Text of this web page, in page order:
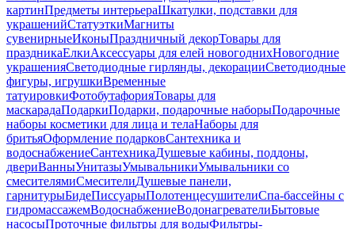
картинПредметы интерьераШкатулки, подставки для
украшенийСтатуэткиМагниты
сувенирныеИконыПраздничный декорТовары для
праздникаЕлкиАксессуары для елей новогоднихНовогодние
украшенияСветодиодные гирлянды, декорацииСветодиодные
фигуры, игрушкиВременные
татуировкиФотобутафорияТовары для
маскарадаПодаркиПодарки, подарочные наборыПодарочные
наборы косметики для лица и телаНаборы для
бритьяОформление подарковСантехника и
водоснабжениеСантехникаДушевые кабины, поддоны,
двериВанныУнитазыУмывальникиУмывальники со
смесителямиСмесителиДушевые панели,
гарнитурыБидеПиссуарыПолотенцесушителиСпа-бассейны с
гидромассажемВодоснабжениеВодонагревателиБытовые
насосыПроточные фильтры для водыФильтры-